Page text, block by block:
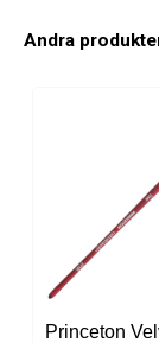
Andra
Princeton